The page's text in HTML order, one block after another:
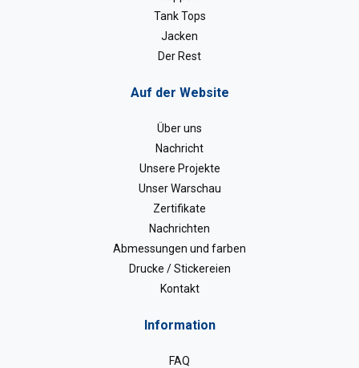
Tank Tops
Jacken
Der Rest
Auf der Website
Über uns
Nachricht
Unsere Projekte
Unser Warschau
Zertifikate
Nachrichten
Abmessungen und farben
Drucke / Stickereien
Kontakt
Information
FAQ